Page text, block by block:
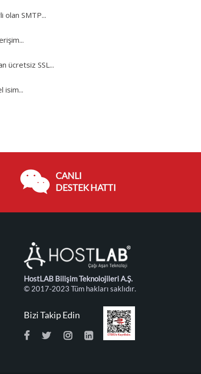
SMTP...
ücretsiz SSL...
isim...
CANLI
DESTEK HATTI
HostLAB Bilişim Teknolojileri A.Ş.
© 2017-2023 Tüm hakları saklıdır.
Bizi Takip Edin